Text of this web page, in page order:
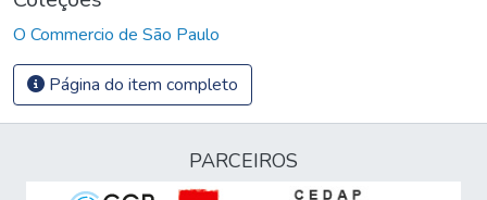
O Commercio de São Paulo
Página do item completo
PARCEIROS